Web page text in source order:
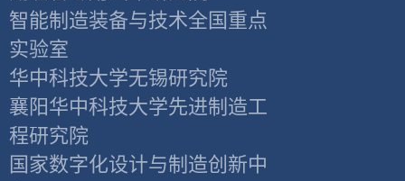
智能制造装备与技术全国重点
实验室
华中科技大学无锡研究院
襄阳华中科技大学先进制造工
程研究院
国家数字化设计与制造创新中